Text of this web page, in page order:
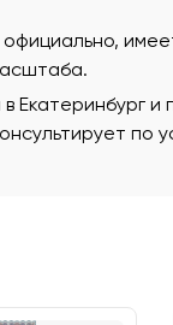
официально,
Екатеринбург
по